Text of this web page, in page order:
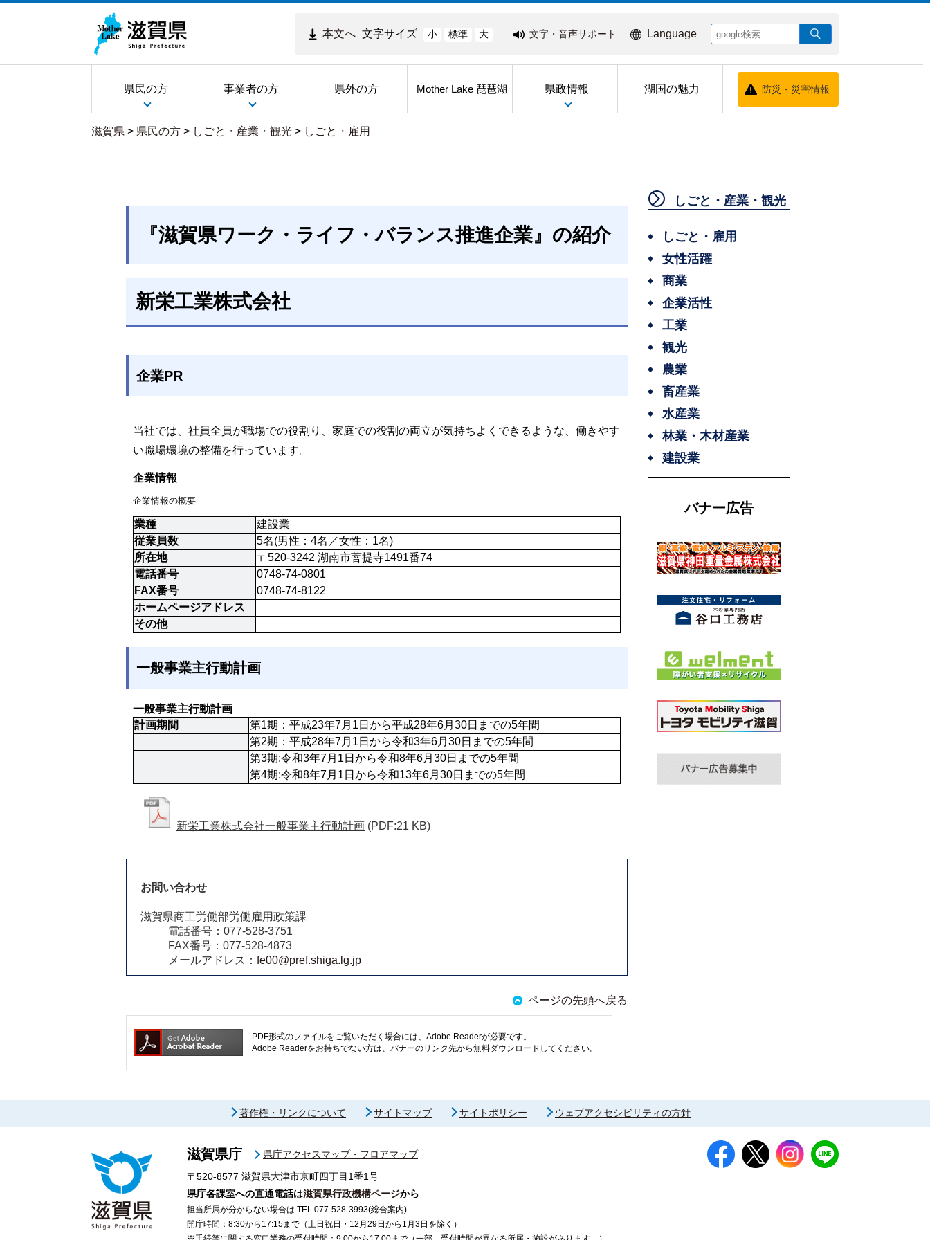
本文へ 文字サイズ 小 標準 大 文字・音声サポート Language
県民の方 事業者の方 県外の方 Mother Lake 琵琶湖 県政情報 湖国の魅力 防災・災害情報
滋賀県 > 県民の方 > しごと・産業・観光 > しごと・雇用
『滋賀県ワーク・ライフ・バランス推進企業』の紹介
新栄工業株式会社
企業PR
当社では、社員全員が職場での役割り、家庭での役割の両立が気持ちよくできるような、働きやす
い職場環境の整備を行っています。
企業情報
企業情報の概要
業種
建設業
従業員数
5名(男性：4名／女性：1名)
所在地
〒520-3242 湖南市菩提寺1491番74
電話番号
0748-74-0801
FAX番号
0748-74-8122
ホームページアドレス
その他
一般事業主行動計画
一般事業主行動計画
計画期間
第1期：平成23年7月1日から平成28年6月30日までの5年間
第2期：平成28年7月1日から令和3年6月30日までの5年間
第3期:令和3年7月1日から令和8年6月30日までの5年間
第4期:令和8年7月1日から令和13年6月30日までの5年間
新栄工業株式会社一般事業主行動計画 (PDF:21 KB)
お問い合わせ
滋賀県商工労働部労働雇用政策課
電話番号：077-528-3751
FAX番号：077-528-4873
メールアドレス： fe00@pref.shiga.lg.jp
ページの先頭へ戻る
PDF形式のファイルをご覧いただく場合には、Adobe Readerが必要です。
Adobe Readerをお持ちでない方は、バナーのリンク先から無料ダウンロードしてください。
しごと・産業・観光
しごと・雇用
女性活躍
商業
企業活性
工業
観光
農業
畜産業
水産業
林業・木材産業
建設業
バナー広告
著作権・リンクについて サイトマップ サイトポリシー ウェブアクセシビリティの方針
滋賀県庁
県庁アクセスマップ・フロアマップ
〒520-8577 滋賀県大津市京町四丁目1番1号
県庁各課室への直通電話は滋賀県行政機構ページから
担当所属が分からない場合は TEL 077-528-3993(総合案内)
開庁時間：8:30から17:15まで（土日祝日・12月29日から1月3日を除く）